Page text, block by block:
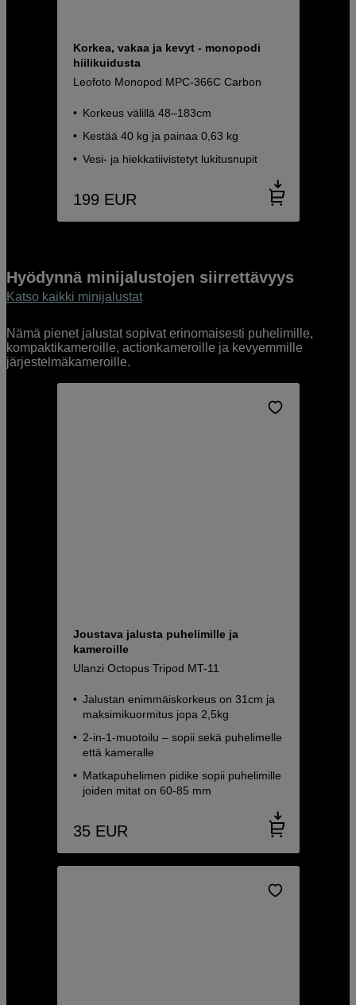
Korkea, vakaa ja kevyt - monopodi
hiilikuidusta
Leofoto Monopod MPC-366C Carbon
Korkeus välillä 48–183cm
Kestää 40 kg ja painaa 0,63 kg
Vesi- ja hiekkatiivistetyt lukitusnupit
199 EUR
Hyödynnä minijalustojen siirrettävyys
Katso kaikki minijalustat
Nämä pienet jalustat sopivat erinomaisesti puhelimille,
kompaktikameroille, actionkameroille ja kevyemmille
järjestelmäkameroille.
Joustava jalusta puhelimille ja
kameroille
Ulanzi Octopus Tripod MT-11
Jalustan enimmäiskorkeus on 31cm ja
maksimikuormitus jopa 2,5kg
2-in-1-muotoilu – sopii sekä puhelimelle
että kameralle
Matkapuhelimen pidike sopii puhelimille
joiden mitat on 60-85 mm
35 EUR